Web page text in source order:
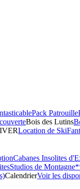
Pack Patrouille
Bois des Lutins
Location de Ski
Cabanes Insolites
Studios de
CalendrierVoir les